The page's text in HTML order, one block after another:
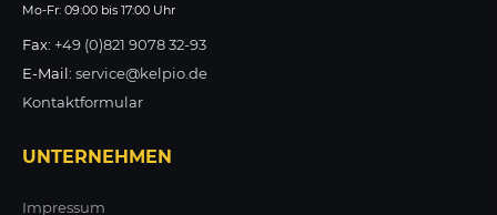
Mo-Fr: 09:00 bis 17:00 Uhr
Fax: +49 (0)821 9078 32-93
E-Mail: service@kelpio.de
Kontaktformular
UNTERNEHMEN
Impressum